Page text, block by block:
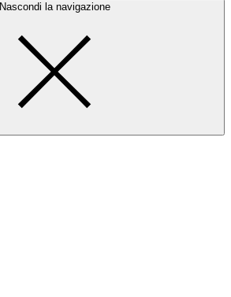
Nascondi la navigazione